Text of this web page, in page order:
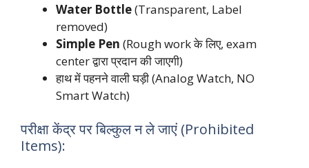
Water Bottle(Transparent, Label
removed)
Simple Pen (Rough work के लिए, exam
center द्वारा प्रदान की जाएगी)
हाथ में पहनने वाली घड़ी (Analog Watch, NO
Smart Watch)
परीक्षा केंद्र पर बिल्कुल न ले जाएं (Prohibited
Items):